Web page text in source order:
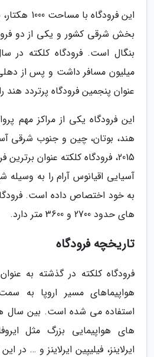
این
بخش شرقی کشور و یکی از دو
میلیون مسافر داشت و پس از
عنوان پنجمین فرودگاه پرتردد
این فرودگاه یکی از مراکز مهم
2015، فرودگاه کلکته عنوان
آسیایی اقیانوس آرام را به وسیله
به خود اختصاص داده است.
های حدود 2700 و 3600 متر دارد.
تاریخچه فرودگاه
فرودگاه کلکته در گذشته به
هواپیماهای مسیر اروپا به
های هواپیمایی بزرگ مثل
ایرلاینز، فیلیپین ایرلاینز و … در